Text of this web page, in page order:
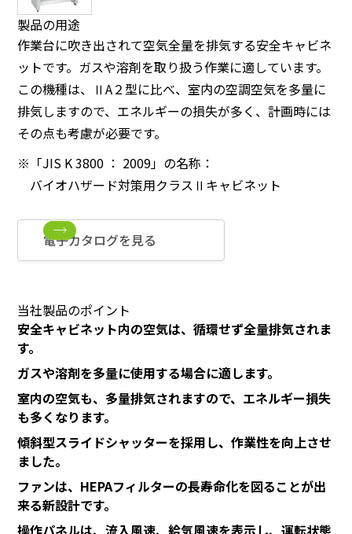
製品の用途
作業台に吹き出されて空気全量を排気する安全キャビネ
ットです。ガスや溶剤を取り扱う作業に適しています。
この機種は、ⅡA２型に比べ、室内の空調空気を多量に
排気しますので、エネルギーの損失が多く、計画時には
その点も考慮が必要です。
※「JIS K 3800 ： 2009」の名称：
バイオハザード対策用クラスⅡキャビネット
電子カタログを見る
当社製品のポイント
安全キャビネット内の空気は、循環せず全量排気されま
す。
ガスや溶剤を多量に使用する場合に適します。
室内の空気も、多量排気されますので、エネルギー損失
も多くなります。
傾斜型スライドシャッターを採用し、作業性を向上させ
ました。
ファンは、HEPAフィルターの長寿命化を図ることが出
来る新設計です。
操作パネルは、流入風速、給気風速を表示し、運転状態